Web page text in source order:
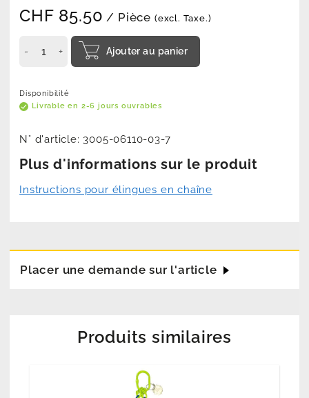
CHF 85.50 / Pièce (excl. Taxe.)
Ajouter au panier
Disponibilité
Livrable en 2-6 jours ouvrables
N° d'article: 3005-06110-03-7
Plus d'informations sur le produit
Instructions pour élingues en chaîne
Placer une demande sur l'article
Produits similaires